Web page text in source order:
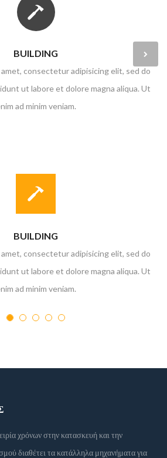
BUILDING
consectetur adipisicing elit, sed do
ut labore et dolore magna aliqua. Ut
ad minim veniam.
BUILDING
consectetur adipisicing elit, sed do
ut labore et dolore magna aliqua. Ut
ad minim veniam.
χρόνων στην κατασκευή και την
διαθέτει τα κατάλληλα μηχανήματα για